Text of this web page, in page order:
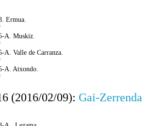
15-P08. Ermua.
16-P05-A. Muskiz.
P05-A. Valle de Carranza.
16-P05-A. Atxondo.
(2016/02/09): Gai-Zerrenda